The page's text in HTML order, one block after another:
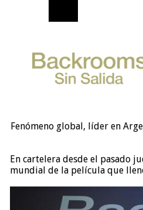
Fenómeno global, líder en
En cartelera desde el pasado
mundial de la película que